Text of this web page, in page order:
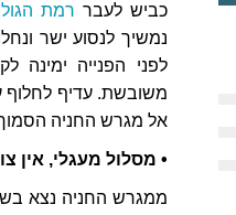
כביש לעבר רמת
נמשיך לנסוע ישר
לפני הפנייה
משובשת. עדיף לחלוף
אל מגרש החניה
• מסלול מעגלי, אין
ממגרש החניה נצא